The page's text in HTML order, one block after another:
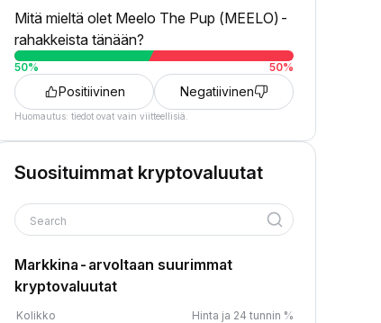
Mitä mieltä olet Meelo The Pup (MEELO)-
rahakkeista tänään?
50% 50%
Positiivinen Negatiivinen
Huomautus: tiedot ovat vain viitteellisiä.
Suosituimmat kryptovaluutat
Search
Markkina-arvoltaan suurimmat
kryptovaluutat
Kolikko Hinta ja 24 tunnin %